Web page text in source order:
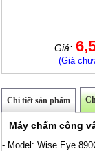
Giá:
(Giá
Chi tiết sản phẩm
Máy chấm công
- Model: Wise Eye